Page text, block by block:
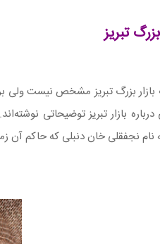
تبریز
بازار بزرگ تبریز مشخص نیست
بازار تبریز توضیحاتی
نجفقلی خان دنبلی که حاکم آن